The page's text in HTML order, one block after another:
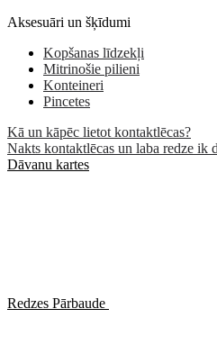
Aksesuāri un šķīdumi
Kopšanas līdzekļi
Mitrinošie pilieni
Konteineri
Pincetes
Kā un kāpēc lietot kontaktlēcas?
Nakts kontaktlēcas un laba redze ik
Dāvanu kartes
Redzes Pārbaude